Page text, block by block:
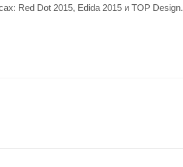
Red Dot 2015, Edida 2015 и TOP Design.